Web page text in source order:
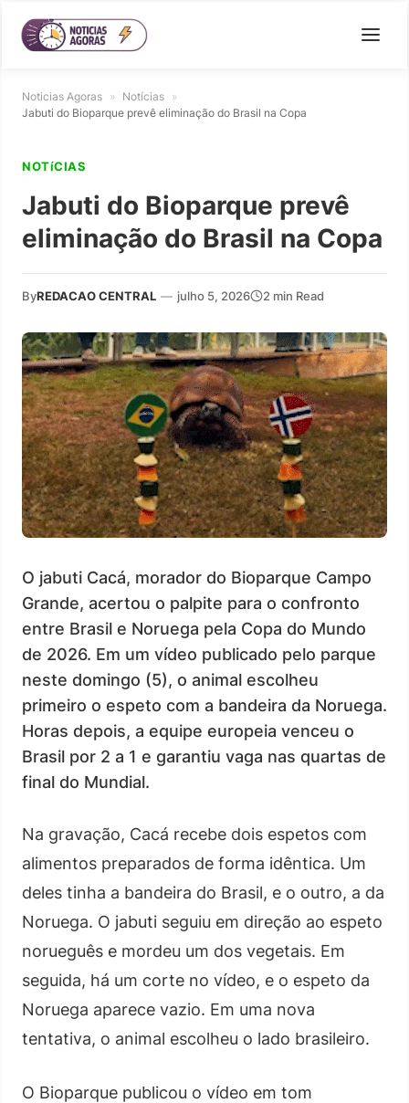
Noticias Agoras » Notícias »
Jabuti do Bioparque prevê eliminação do Brasil na Copa
NOTíCIAS
Jabuti do Bioparque prevê
eliminação do Brasil na Copa
ByREDACAO CENTRAL — julho 5, 2026 2 min Read
O jabuti Cacá, morador do Bioparque Campo
Grande, acertou o palpite para o confronto
entre Brasil e Noruega pela Copa do Mundo
de 2026. Em um vídeo publicado pelo parque
neste domingo (5), o animal escolheu
primeiro o espeto com a bandeira da Noruega.
Horas depois, a equipe europeia venceu o
Brasil por 2 a 1 e garantiu vaga nas quartas de
final do Mundial.
Na gravação, Cacá recebe dois espetos com
alimentos preparados de forma idêntica. Um
deles tinha a bandeira do Brasil, e o outro, a da
Noruega. O jabuti seguiu em direção ao espeto
norueguês e mordeu um dos vegetais. Em
seguida, há um corte no vídeo, e o espeto da
Noruega aparece vazio. Em uma nova
tentativa, o animal escolheu o lado brasileiro.
O Bioparque publicou o vídeo em tom